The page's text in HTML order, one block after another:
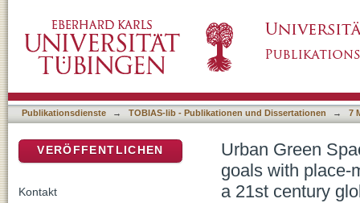
guided citizens, and ecological ambitions in
Publikationsdienste → TOBIAS-lib - Publikationen und Dissertationen → 7
Urban Green
goals with place-
a 21st century
VERÖFFENTLICHEN
Kontakt